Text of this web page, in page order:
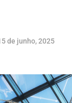
de junho, 2025